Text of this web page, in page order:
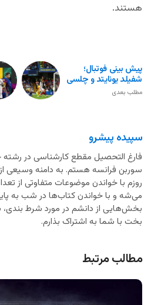
هستند.
پیش بینی فوتبال؛
شفیلد یونایتد و چلسی
مطلب بعدی
سپیده پیشرو
فارغ التحصیل مقطع کارشناسی در
سوربن فرانسه هستم. به دامنه وسیعی
روزم با خواندن موضوعات متفاوتی از
می‌شه و با خواندن کتاب‌ها در شب به
بخش‌هایی از دانشم در مورد شرط بندی،
بخت با شما به اشتراک بذارم.
مطالب مرتبط